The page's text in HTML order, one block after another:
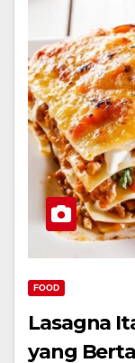
FOOD
Lasagna
yang